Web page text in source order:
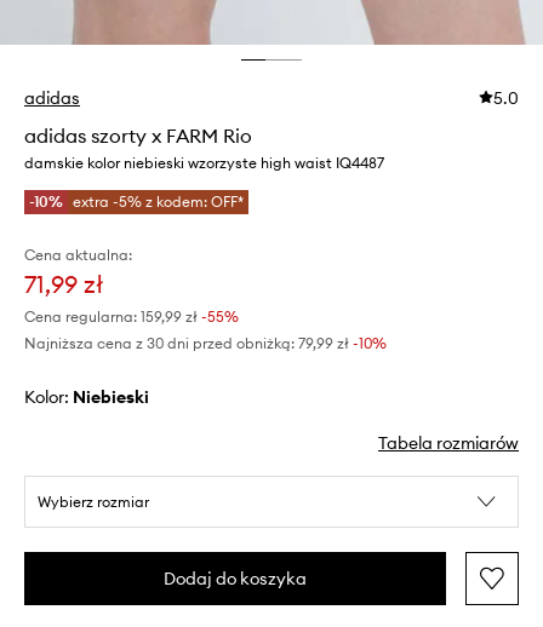
adidas 5.0
adidas szorty x FARM Rio
damskie kolor niebieski wzorzyste high waist IQ4487
-10% extra -5% z kodem: OFF*
Cena aktualna:
71,99 zł
Cena regularna: 159,99 zł -55%
Najniższa cena z 30 dni przed obniżką: 79,99 zł -10%
Kolor: niebieski
Tabela rozmiarów
Wybierz rozmiar
Dodaj do koszyka